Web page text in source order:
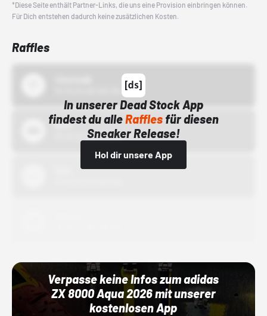
*Diese Seite enthält Partner-Links, die uns eine Provision einbringen können.
Für Dich entstehen dadurch keine zusätzlichen Kosten.
Raffles
In unserer Dead Stock App
findest du alleRafflesfür diesen
Sneaker Release!
Hol dir unsere App
Bstn
01.10.22 00:00 Uhr
Verpasse keine Infos zum adidas
ZX 8000 Aqua 2026 mit unserer
kostenlosen App